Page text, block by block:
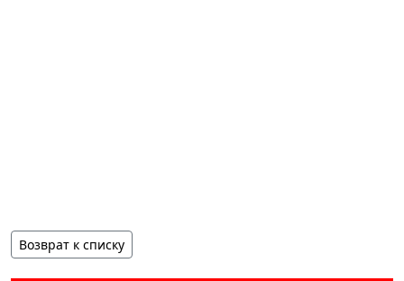
Возврат к списку